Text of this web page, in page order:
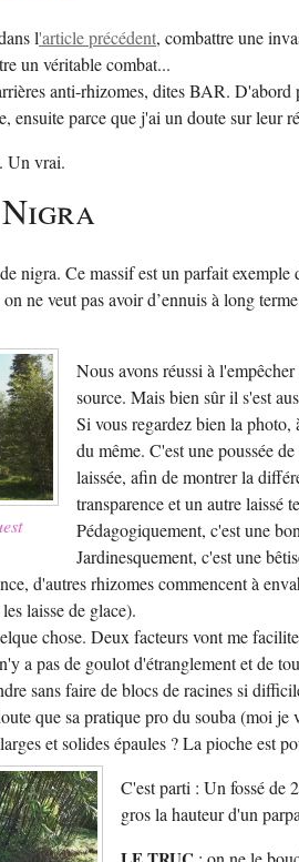
l'article précédent, combattre une
un véritable combat...
anti-rhizomes, dites BAR. D'abord
ensuite parce que j'ai un doute sur leur
Un vrai.
nigra. Ce massif est un parfait
ne veut pas avoir d’ennuis à long
Nous avons réussi à
source. Mais bien sûr il s'est
Si vous regardez bien la
du même. C'est une poussée
laissée, afin de montrer la
transparence et un autre laissé
Pédagogiquement, c'est une
Jardinesquement, c'est une
d'autres rhizomes commencent à
laisse de glace).
chose. Deux facteurs vont me
a pas de goulot d'étranglement et de
sans faire de blocs de racines si
que sa pratique pro du souba (moi
et solides épaules ? La pioche est
C'est parti : Un fossé de
gros la hauteur d'un